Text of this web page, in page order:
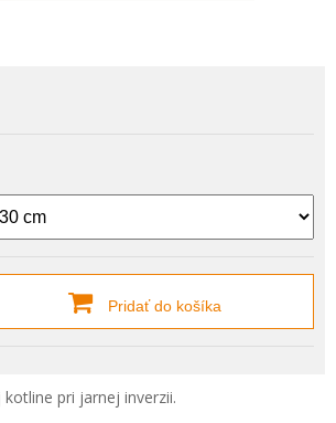
Pridať do košíka
pri jarnej inverzii.